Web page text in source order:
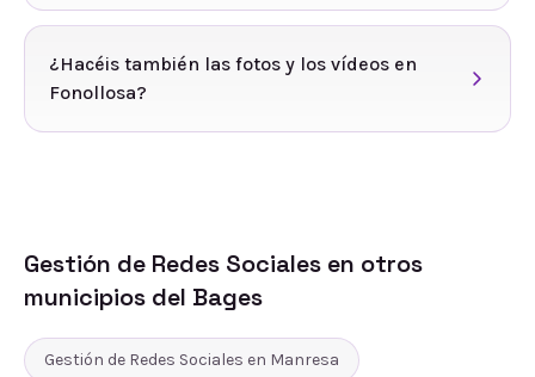
¿Hacéis también las fotos y los vídeos en
Fonollosa?
Gestión de Redes Sociales en otros
municipios del Bages
Gestión de Redes Sociales en Manresa